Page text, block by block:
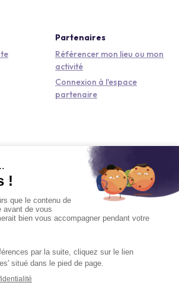
Partenaires
Référencer mon lieu ou mon
activité
Connexion à l'espace
partenaire
© 2026 Kactus Tous droits réservés
d'utilisation
Mentions légales